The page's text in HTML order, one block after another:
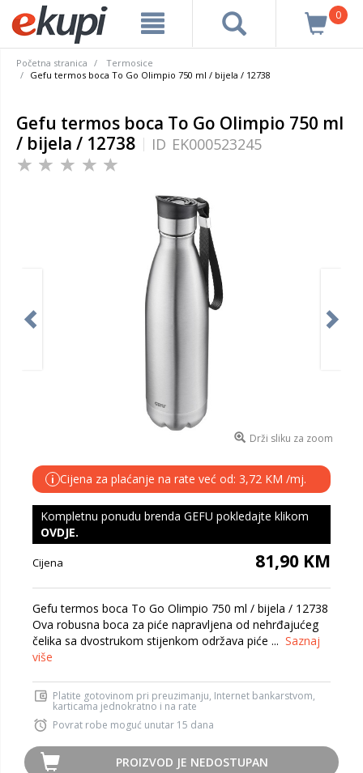
0
Početna stranica
Termosice
Gefu termos boca To Go Olimpio 750 ml / bijela / 12738
Gefu termos boca To Go Olimpio 750 ml
/ bijela / 12738
ID EK000523245
Drži sliku za zoom
i Cijena za plaćanje na rate već od: 3,72 KM /mj.
Kompletnu ponudu brenda GEFU pokledajte klikom
OVDJE.
Cijena 81,90 KM
Gefu termos boca To Go Olimpio 750 ml / bijela / 12738
Ova robusna boca za piće napravljena od nehrđajućeg
čelika sa dvostrukom stijenkom održava piće ... Saznaj
više
Platite gotovinom pri preuzimanju, Internet bankarstvom,
karticama jednokratno i na rate
Povrat robe moguć unutar 15 dana
PROIZVOD JE NEDOSTUPAN